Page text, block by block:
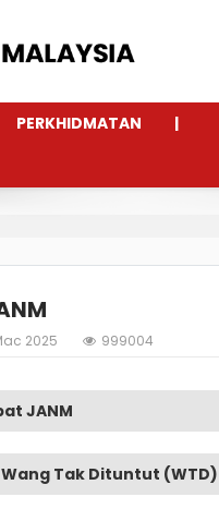
PERKHIDMATAN
2025 999004
JANM
Tak Dituntut (WTD)